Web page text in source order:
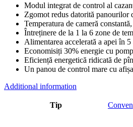
Modul integrat de control al
Zgomot redus datorită panourilor
Temperatura de cameră
Întreținere de la 1 la 6 zone de
Alimentarea accelerată a apei în
Economisiți 30% energie cu
Eficiență energetică ridicată de
Un panou de control mare cu
Additional information
Tip